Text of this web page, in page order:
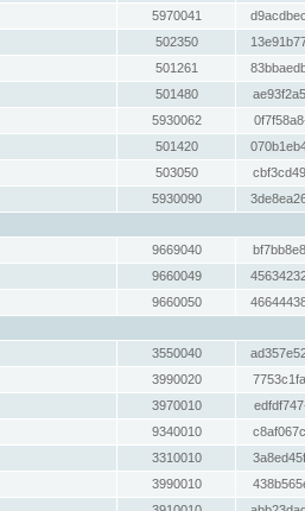
5970041
502350
501261
501480
5930062
501420
503050
5930090
9669040
9660049
9660050
3550040
3990020
3970010
9340010
3310010
3990010